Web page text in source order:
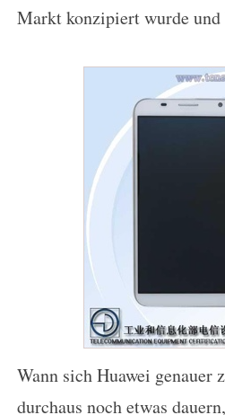
Markt konzipiert wurde und
Wann sich Huawei genauer
durchaus noch etwas